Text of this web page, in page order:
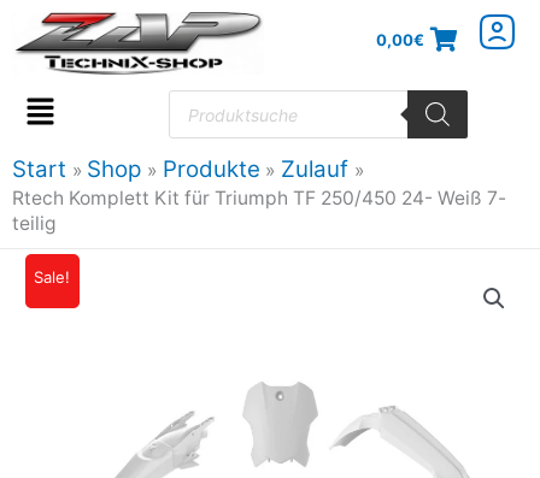
Inhalt
springen
0,00€
Flyout
Menu
Products
search
Start Shop Produkte Zulauf
Rtech Komplett Kit für Triumph TF 250/450 24- Weiß 7-
teilig
Sale!
168,69€
Aktueller
134,96€.
Rtech
Komplett